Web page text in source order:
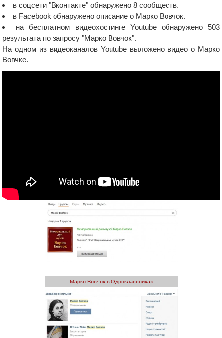
в соцсети "Вконтакте" обнаружено 8 сообществ.
в Facebook обнаружено описание о Марко Вовчок.
на бесплатном видеохостинге Youtube обнаружено 503
результата по запросу "Марко Вовчок".
На одном из видеоканалов Youtube выложено видео о Марко
Вовчке.
Марко Вовчок в Однокласcниках